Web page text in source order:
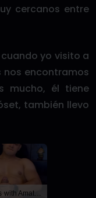
cercanos entre
yo visito a
nos encontramos
mucho, él tiene
también llevo
Live Cams with Amateur Men